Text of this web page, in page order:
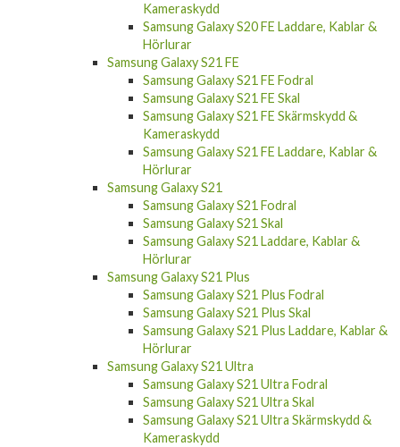
Kameraskydd
Samsung Galaxy S20 FE Laddare, Kablar &
Hörlurar
Samsung Galaxy S21 FE
Samsung Galaxy S21 FE Fodral
Samsung Galaxy S21 FE Skal
Samsung Galaxy S21 FE Skärmskydd &
Kameraskydd
Samsung Galaxy S21 FE Laddare, Kablar &
Hörlurar
Samsung Galaxy S21
Samsung Galaxy S21 Fodral
Samsung Galaxy S21 Skal
Samsung Galaxy S21 Laddare, Kablar &
Hörlurar
Samsung Galaxy S21 Plus
Samsung Galaxy S21 Plus Fodral
Samsung Galaxy S21 Plus Skal
Samsung Galaxy S21 Plus Laddare, Kablar &
Hörlurar
Samsung Galaxy S21 Ultra
Samsung Galaxy S21 Ultra Fodral
Samsung Galaxy S21 Ultra Skal
Samsung Galaxy S21 Ultra Skärmskydd &
Kameraskydd